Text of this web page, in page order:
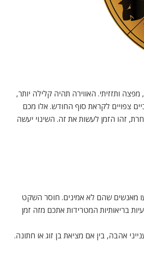
ותזזיתי. האווירה תהיה קלילה יותר,
צפויים לקראת סוף החודש. אלו מכם
זהו הזמן לעשות את זה. השינוי יעשה
מאנשים שהם לא אמינים. חוסר השקט
בריאותיות המטרידות אתכם מזה זמן
אהבה, בין אם מציאת בן זוג או חתונה.